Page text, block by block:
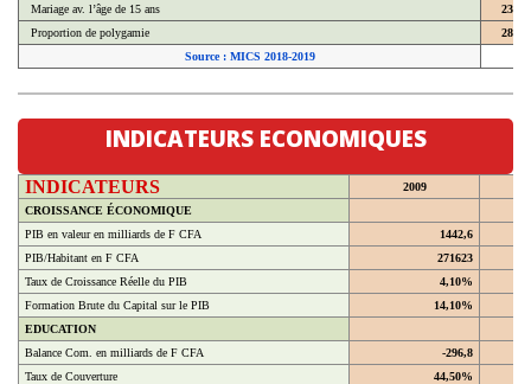
Proportion de polygamie
Source : MICS 2018-2019
INDICATEURS ECONOMIQUES
INDICATEURS
2009
CROISSANCE ÉCONOMIQUE
PIB en valeur en milliards de F CFA
1442,6
PIB/Habitant en F CFA
271623
Taux de Croissance Réelle du PIB
4,10%
Formation Brute du Capital sur le PIB
14,10%
EDUCATION
Balance Com. en milliards de F CFA
-296,8
Taux de Couverture
44,50%